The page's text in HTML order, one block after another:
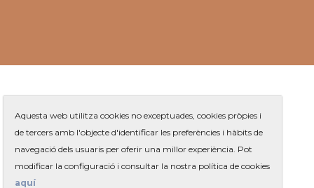
Plaça de Jaume Balmes s/n
Aquesta web utilitza cookies no exceptuades, cookies pròpies i
de tercers amb l'objecte d'identificar les preferències i hàbits de
navegació dels usuaris per oferir una millor experiència. Pot
modificar la configuració i consultar la nostra política de cookies
aquí